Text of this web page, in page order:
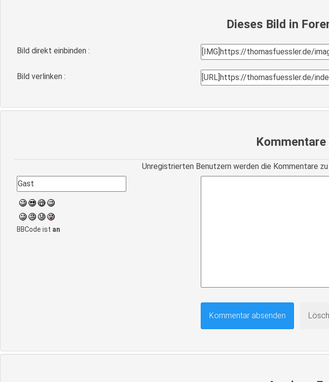
Dieses Bild in
Bild direkt einbinden :
Bild verlinken :
Kommentare
Unregistrierten Benutzern werden die Kommentare
BBCode ist an